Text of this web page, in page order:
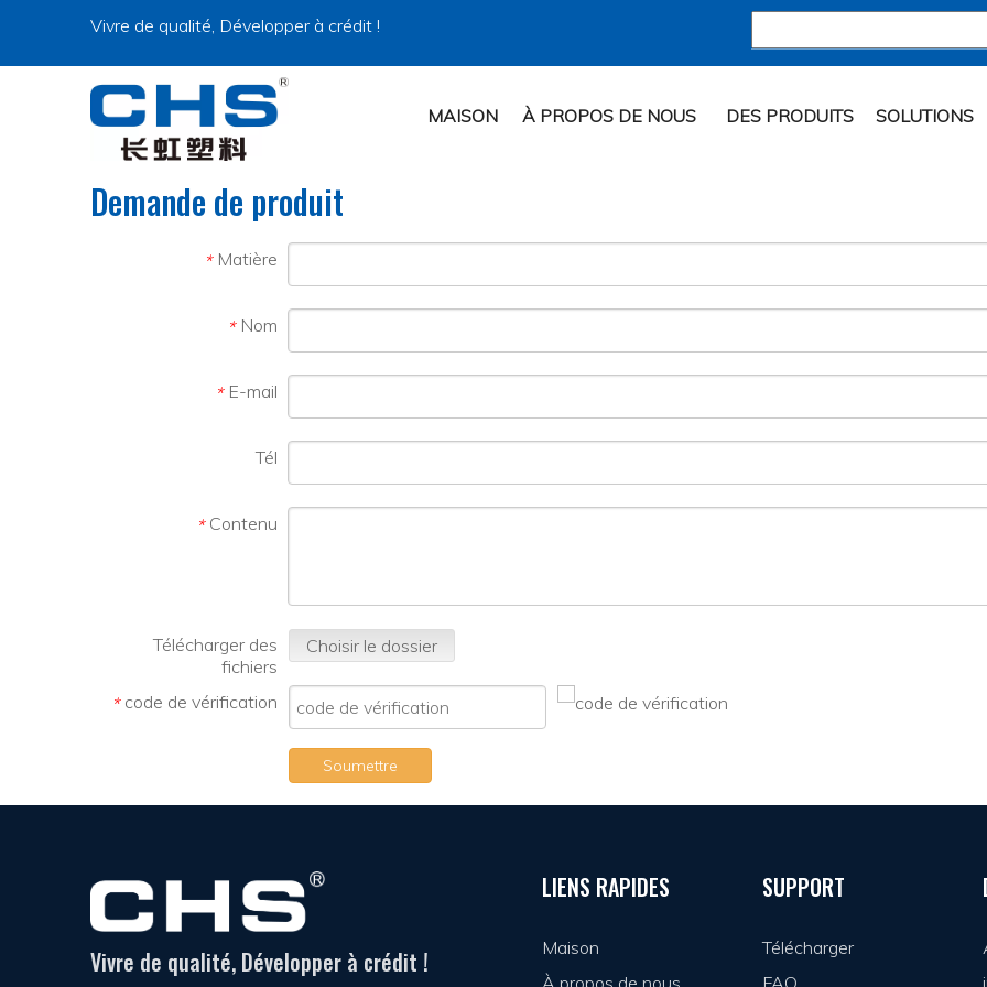
Vivre de qualité, Développer à crédit !
MAISON À PROPOS DE NOUS DES PRODUITS SOLUTIONS
Demande de produit
* Matière
* Nom
* E-mail
Tél
* Contenu
Télécharger des
fichiers
Choisir le dossier
* code de vérification
Soumettre
Vivre de qualité, Développer à crédit !
LIENS RAPIDES
Maison
SUPPORT
Télécharger